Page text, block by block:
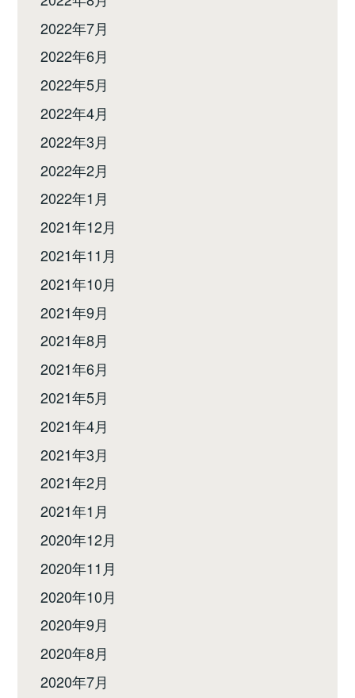
2022年7月
2022年6月
2022年5月
2022年4月
2022年3月
2022年2月
2022年1月
2021年12月
2021年11月
2021年10月
2021年9月
2021年8月
2021年6月
2021年5月
2021年4月
2021年3月
2021年2月
2021年1月
2020年12月
2020年11月
2020年10月
2020年9月
2020年8月
2020年7月